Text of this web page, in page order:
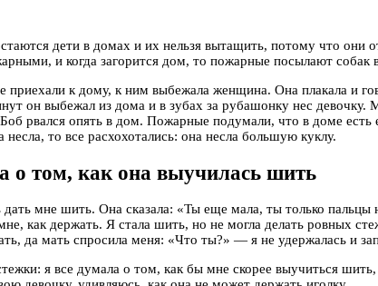
дети в домах и их нельзя вытащить, потому что они
и когда загорится дом, то пожарные посылают собак
приехали к дому, к ним выбежала женщина. Она плакала и
он выбежал из дома и в зубах за рубашонку нес
рвался опять в дом. Пожарные подумали, что в доме
то все расхохотались: она несла большую куклу.
о том, как она выучилась шить
мне шить. Она сказала: «Ты еще мала, ты только
как держать. Я стала шить, но не могла делать ровных
да мать спросила меня: «Что ты?» — я не удержалась и
я все думала о том, как бы мне скорее выучиться